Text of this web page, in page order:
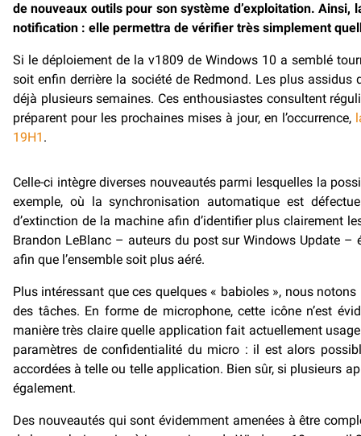
de nouveaux outils pour son système d’exploitation. Ainsi,
notification : elle permettra de vérifier très simplement
Si le déploiement de la v1809 de Windows 10 a semblé
soit enfin derrière la société de Redmond. Les plus
déjà plusieurs semaines. Ces enthousiastes consultent
préparent pour les prochaines mises à jour, en l’occurrence,
19H1 .
Celle-ci intègre diverses nouveautés parmi lesquelles la
exemple, où la synchronisation automatique est
d’extinction de la machine afin d’identifier plus clairement
Brandon LeBlanc – auteurs du post sur Windows Update –
afin que l’ensemble soit plus aéré.
Plus intéressant que ces quelques « babioles », nous
des tâches. En forme de microphone, cette icône n’est
manière très claire quelle application fait actuellement
paramètres de confidentialité du micro : il est alors
accordées à telle ou telle application. Bien sûr, si plusieurs
également.
Des nouveautés qui sont évidemment amenées à être